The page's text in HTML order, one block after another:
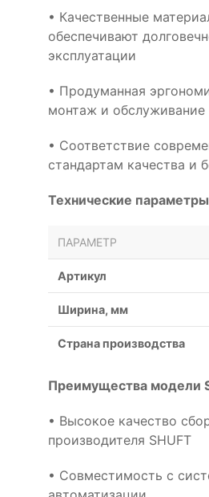
• Качественные
обеспечивают
эксплуатации
• Продуманная
монтаж и обслуживание
• Соответствие
стандартам качества и
Технические
ПАРАМЕТР
Артикул
Ширина, мм
Страна производства
Преимущества модели
• Высокое качество
производителя SHUFT
• Совместимость с